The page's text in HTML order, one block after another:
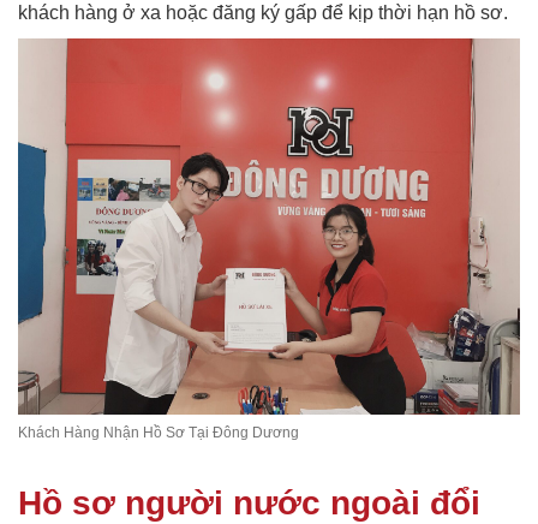
khách hàng ở xa hoặc đăng ký gấp để kịp thời hạn hồ sơ.
Khách Hàng Nhận Hồ Sơ Tại Đông Dương
Hồ sơ người nước ngoài đổi